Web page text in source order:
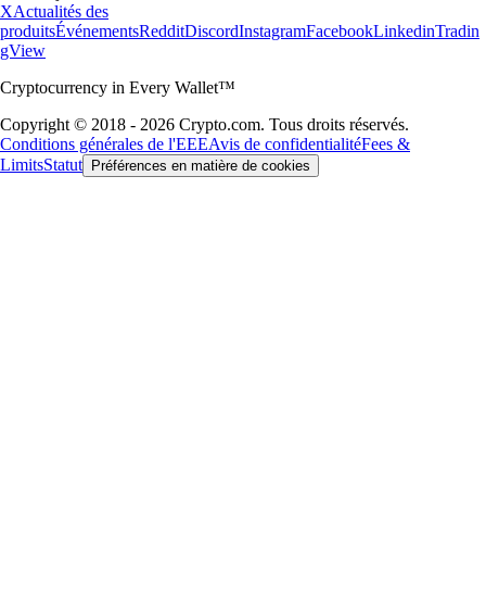
XActualités des
produitsÉvénementsRedditDiscordInstagramFacebookLinkedinTradin
gView
Cryptocurrency in Every Wallet™
Copyright © 2018 - 2026 Crypto.com. Tous droits réservés.
Conditions générales de l'EEEAvis de confidentialitéFees &
LimitsStatut Préférences en matière de cookies